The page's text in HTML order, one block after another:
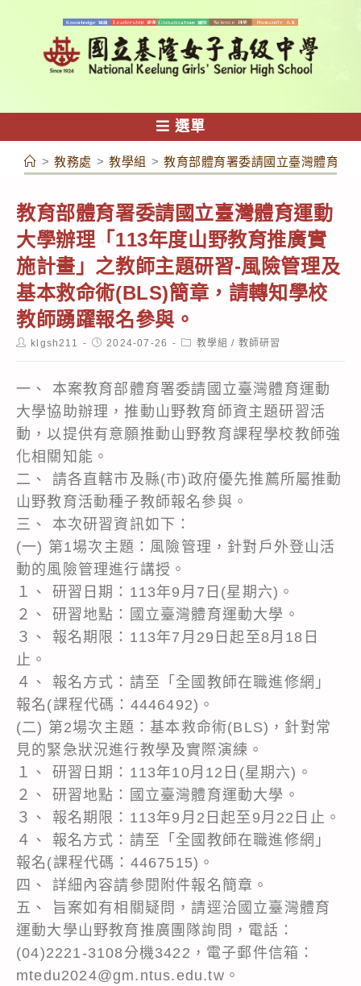
容
選單
> 教務處 > 教學組 > 教育部體育署委請國立臺灣體育運
教育部體育署委請國立臺灣體育運動
大學辦理「113年度山野教育推廣實
施計畫」之教師主題研習-風險管理及
基本救命術(BLS)簡章，請轉知學校
教師踴躍報名參與。
Postklgsh211
Post2024-07-26
Post教學組 / 教師研習
一、 本案教育部體育署委請國立臺灣體育運動
大學協助辦理，推動山野教育師資主題研習活
動，以提供有意願推動山野教育課程學校教師強
化相關知能。
二、 請各直轄市及縣(市)政府優先推薦所屬推動
山野教育活動種子教師報名參與。
三、 本次研習資訊如下：
(一) 第1場次主題：風險管理，針對戶外登山活
動的風險管理進行講授。
１、 研習日期：113年9月7日(星期六)。
２、 研習地點：國立臺灣體育運動大學。
３、 報名期限：113年7月29日起至8月18日
止。
４、 報名方式：請至「全國教師在職進修網」
報名(課程代碼：4446492)。
(二) 第2場次主題：基本救命術(BLS)，針對常
見的緊急狀況進行教學及實際演練。
１、 研習日期：113年10月12日(星期六)。
２、 研習地點：國立臺灣體育運動大學。
３、 報名期限：113年9月2日起至9月22日止。
４、 報名方式：請至「全國教師在職進修網」
報名(課程代碼：4467515)。
四、 詳細內容請參閱附件報名簡章。
五、 旨案如有相關疑問，請逕洽國立臺灣體育
運動大學山野教育推廣團隊詢問，電話：
(04)2221-3108分機3422，電子郵件信箱：
mtedu2024@gm.ntus.edu.tw。